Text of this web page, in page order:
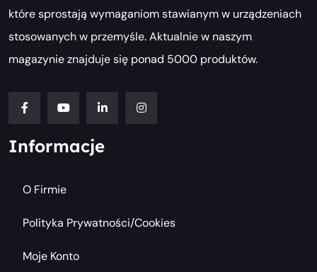
które sprostają wymaganiom stawianym w urządzeniach
stosowanych w przemyśle. Aktualnie w naszym
magazynie znajduje się ponad 5000 produktów.
Informacje
O Firmie
Polityka Prywatności/cookies
Moje Konto